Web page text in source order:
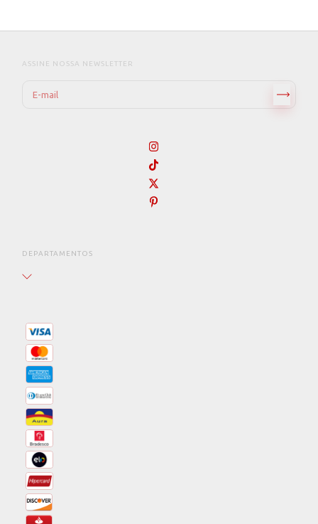
ASSINE NOSSA NEWSLETTER
DEPARTAMENTOS